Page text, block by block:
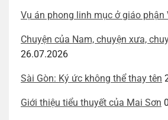
Vụ án phong linh mục ở giáo phận
Chuyện của Nam, chuyện xưa,
26.07.2026
Sài Gòn: Ký ức không thể thay tên
Giới thiệu tiểu thuyết của Mai Sơn